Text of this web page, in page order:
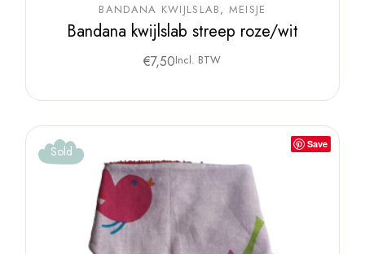
BANDANA KWIJLSLAB MEISJE
Bandana kwijlslab streep roze/wit
€7,50Incl. BTW
Save
Sold